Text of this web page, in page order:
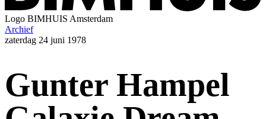
Logo BIMHUIS Amsterdam
Archief
zaterdag 24 juni 1978
Gunter Hampel